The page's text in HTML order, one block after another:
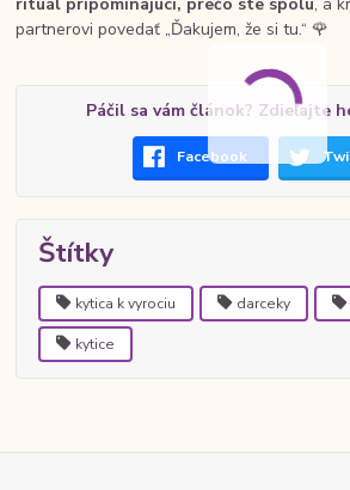
partnerovi povedať „Ďakujem, že si tu.“ 🌹
Páčil sa vám článok? Zdieľajte
Facebook
Štítky
kytica k vyrociu darceky
kytice